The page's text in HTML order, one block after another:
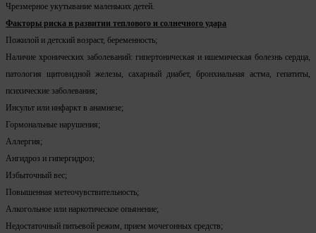
Чрезмерное укутывание маленьких детей.
Факторы риска в развитии теплового и солнечного удара
Пожилой и детский возраст, беременность;
Наличие хронических заболеваний: гипертоническая и ишемическая болезнь сердца,
патология щитовидной железы, сахарный диабет, бронхиальная астма, гепатиты,
психические заболевания;
Инсульт или инфаркт в анамнезе;
Гормональные нарушения;
Аллергия;
Ангидроз и гипергидроз;
Избыточный вес;
Повышенная метеочувствительность;
Алкогольное или наркотическое опьянение;
Недостаточный питьевой режим, прием мочегонных средств;